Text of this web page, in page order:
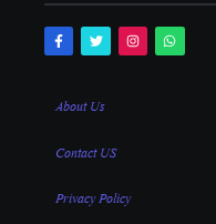
About Us
Contact US
Privacy Policy